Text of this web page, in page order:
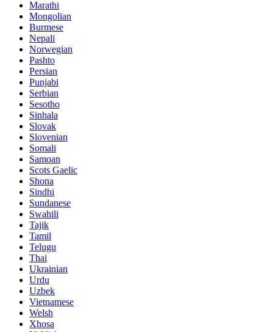
Marathi
Mongolian
Burmese
Nepali
Norwegian
Pashto
Persian
Punjabi
Serbian
Sesotho
Sinhala
Slovak
Slovenian
Somali
Samoan
Scots Gaelic
Shona
Sindhi
Sundanese
Swahili
Tajik
Tamil
Telugu
Thai
Ukrainian
Urdu
Uzbek
Vietnamese
Welsh
Xhosa